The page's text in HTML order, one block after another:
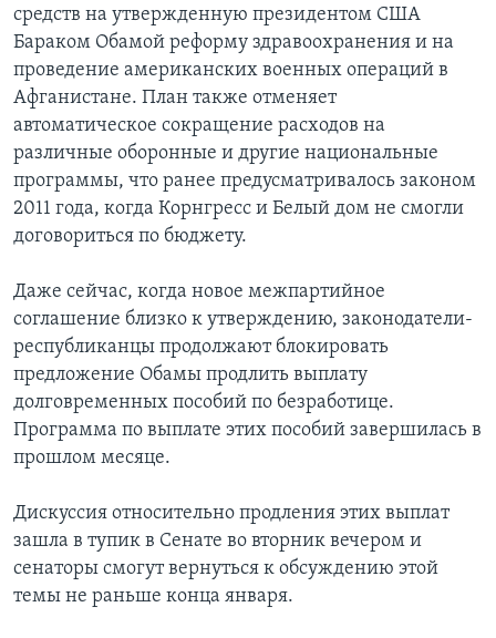
средств на утвержденную президентом США
Бараком Обамой реформу здравоохранения и на
проведение американских военных операций в
Афганистане. План также отменяет
автоматическое сокращение расходов на
различные оборонные и другие национальные
программы, что ранее предусматривалось законом
2011 года, когда Корнгресс и Белый дом не смогли
договориться по бюджету.
Даже сейчас, когда новое межпартийное
соглашение близко к утверждению, законодатели-
республиканцы продолжают блокировать
предложение Обамы продлить выплату
долговременных пособий по безработице.
Программа по выплате этих пособий завершилась в
прошлом месяце.
Дискуссия относительно продления этих выплат
зашла в тупик в Сенате во вторник вечером и
сенаторы смогут вернуться к обсуждению этой
темы не раньше конца января.